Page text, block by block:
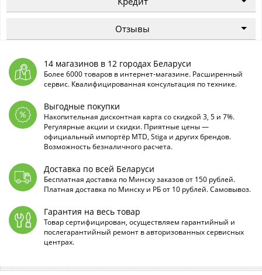
Отзывы
14 магазинов в 12 городах Беларуси
Более 6000 товаров в интернет-магазине. Расширенный
сервис. Квалифицированная консультация по технике.
Выгодные покупки
Накопительная дисконтная карта со скидкой 3, 5 и 7%.
Регулярные акции и скидки. Приятные цены —
официальный импортёр MTD, Stiga и других брендов.
Возможность безналичного расчета.
Доставка по всей Беларуси
Бесплатная доставка по Минску заказов от 150 рублей.
Платная доставка по Минску и РБ от 10 рублей. Самовывоз.
Гарантия на весь товар
Товар сертифицирован, осуществляем гарантийный и
послегарантийный ремонт в авторизованных сервисных
центрах.